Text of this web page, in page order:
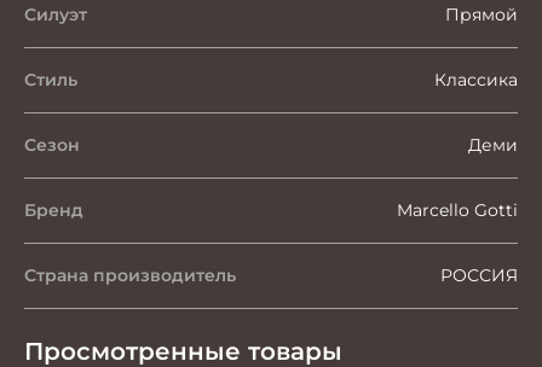
Силуэт Прямой
Стиль Классика
Сезон Деми
Бренд Marcello Gotti
Страна производитель РОССИЯ
Просмотренные товары